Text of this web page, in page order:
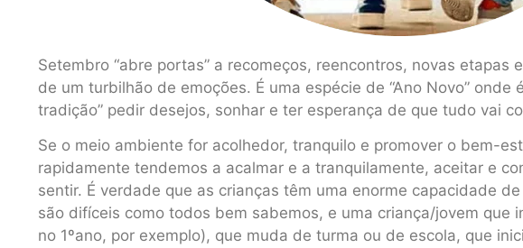
Setembro “abre portas” a recomeços, reencontros, novas etapas
de um turbilhão de emoções. É uma espécie de “Ano Novo” onde
tradição” pedir desejos, sonhar e ter esperança de que tudo vai
Se o meio ambiente for acolhedor, tranquilo e promover o bem-
rapidamente tendemos a acalmar e a tranquilamente, aceitar e
sentir. É verdade que as crianças têm uma enorme capacidade
são difíceis como todos bem sabemos, e uma criança/jovem que
no 1ºano, por exemplo), que muda de turma ou de escola, que